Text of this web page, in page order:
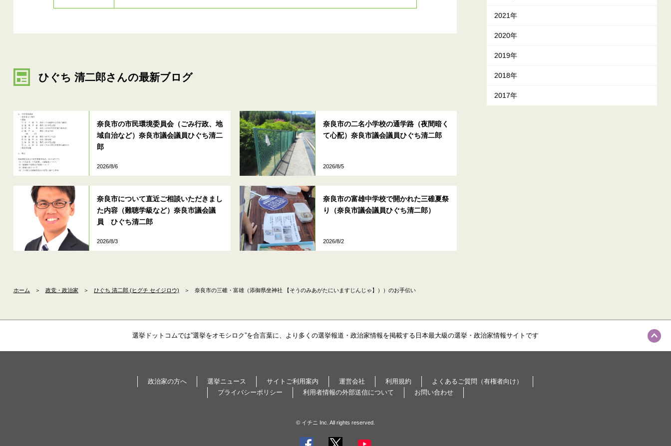
ひぐち 清二郎さんの最新ブログ
奈良市の市民環境委員会（ごみ行政、地
域自治など）奈良市議会議員ひぐち清二
郎
2026/8/6
奈良市の二名小学校の通学路（夜間暗く
て心配）奈良市議会議員ひぐち清二郎
2026/8/5
奈良市について直近ご相談いただきまし
た内容（難聴学級など）奈良市議会議
員 ひぐち清二郎
2026/8/3
奈良市の富雄中学校で開かれた三碓夏祭
り（奈良市議会議員ひぐち清二郎）
2026/8/2
2021年
2020年
2019年
2018年
2017年
ホーム ＞ 政党・政治家 ＞ ひぐち 清二郎 (ヒグチ セイジロウ) ＞ 奈良市の三碓・富雄（添御県坐神社 【そうのみあがたにいますじんじゃ】））のお手伝い
選挙ドットコムでは”選挙をオモシロク”を合言葉に、より多くの選挙報道・政治家情報を掲載する日本最大級の選挙・政治家情報サイトです
政治家の方へ 選挙ニュース サイトご利用案内 運営会社 利用規約
よくあるご質問（有権者向け）
プライバシーポリシー
利用者情報の外部送信について お問い合わせ
© イチニ Inc. All rights reserved.